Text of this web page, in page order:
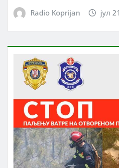
Radio Koprijan јул